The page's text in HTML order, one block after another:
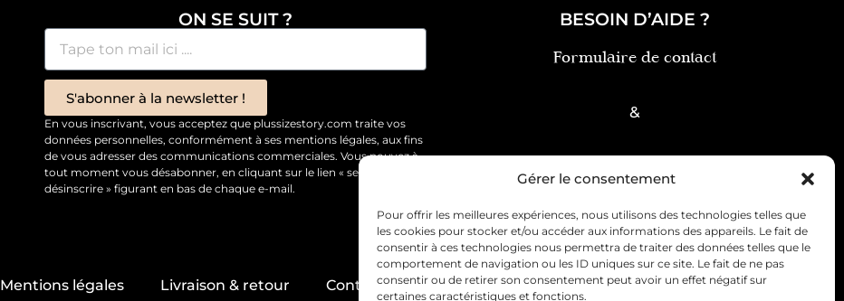
Gérer le consentement
Pour offrir les meilleures expériences, nous utilisons des technologies telles que
les cookies pour stocker et/ou accéder aux informations des appareils. Le fait de
consentir à ces technologies nous permettra de traiter des données telles que le
comportement de navigation ou les ID uniques sur ce site. Le fait de ne pas
consentir ou de retirer son consentement peut avoir un effet négatif sur
certaines caractéristiques et fonctions.
ON SE SUIT ?
S'abonner à la newsletter !
En vous inscrivant, vous acceptez que plussizestory.com traite vos
données personnelles, conformément à ses mentions légales, aux fins
de vous adresser des communications commerciales. Vous pouvez à
tout moment vous désabonner, en cliquant sur le lien « se
désinscrire » figurant en bas de chaque e-mail.
BESOIN D’AIDE ?
Formulaire de contact
&
Mentions légales Livraison & retour Contact & service client Politique de cookies (UE)